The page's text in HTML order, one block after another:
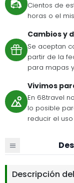
Cientos de
horas o el
Cambios y
Se aceptan
partir de la
para mapas
Vivimos
En 68travel
lo posible
reducir el
Descripción